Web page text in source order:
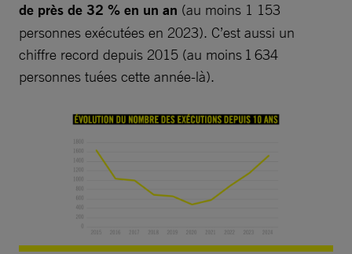
de près de 32 % en un an (au moins 1 153
personnes exécutées en 2023). C’est aussi un
chiffre record depuis 2015 (au moins 1 634
personnes tuées cette année-là).